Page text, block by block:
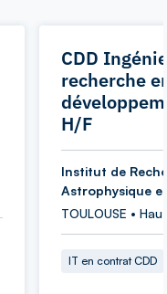
CDD
recherche
H/F
Institut de
Astrophysique
TOULOUSE •
IT en contrat CDD